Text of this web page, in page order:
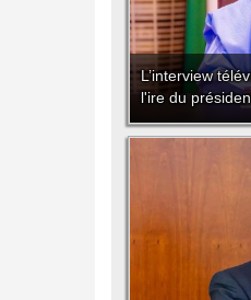
L’interview
l'ire du